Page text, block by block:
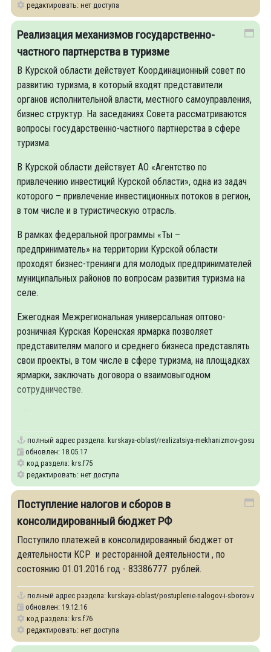
редактировать: нет доступа
Реализация механизмов государственно-
частного партнерства в туризме
В Курской области действует Координационный совет по
развитию туризма, в который входят представители
органов исполнительной власти, местного самоуправления,
бизнес структур. На заседаниях Совета рассматриваются
вопросы государственно-частного партнерства в сфере
туризма.
В Курской области действует АО «Агентство по
привлечению инвестиций Курской области», одна из задач
которого – привлечение инвестиционных потоков в регион,
в том числе и в туристическую отрасль.
В рамках федеральной программы «Ты –
предприниматель» на территории Курской области
проходят бизнес-тренинги для молодых предпринимателей
муниципальных районов по вопросам развития туризма на
селе.
Ежегодная Межрегиональная универсальная оптово-
розничная Курская Коренская ярмарка позволяет
представителям малого и среднего бизнеса представлять
свои проекты, в том числе в сфере туризма, на площадках
ярмарки, заключать договора о взаимовыгодном
сотрудничестве.
полный адрес раздела: kurskaya-oblast/realizatsiya-mekhanizmov-
обновлен: 18.05.17
код раздела: krs.f75
редактировать: нет доступа
Поступление налогов и сборов в
консолидированный бюджет РФ
Поступило платежей в консолидированный бюджет от
деятельности КСР и ресторанной деятельности , по
состоянию 01.01.2016 год - 83386777 рублей.
полный адрес раздела: kurskaya-oblast/postuplenie-nalogov-i-sborov-v-
обновлен: 19.12.16
код раздела: krs.f76
редактировать: нет доступа